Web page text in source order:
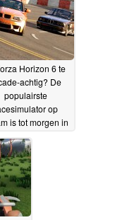
Horizon 6 te
achtig? De
populairste
op
is tot morgen in
24-06-2026